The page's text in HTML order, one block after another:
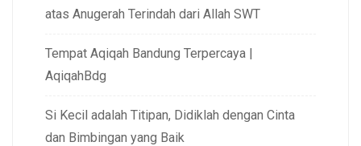
atas Anugerah Terindah dari Allah SWT
Tempat Aqiqah Bandung Terpercaya |
AqiqahBdg
Si Kecil adalah Titipan, Didiklah dengan Cinta
dan Bimbingan yang Baik